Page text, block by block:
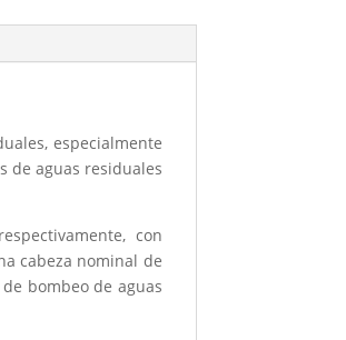
especialmente
de aguas residuales
con
cabeza nominal de
bombeo de aguas